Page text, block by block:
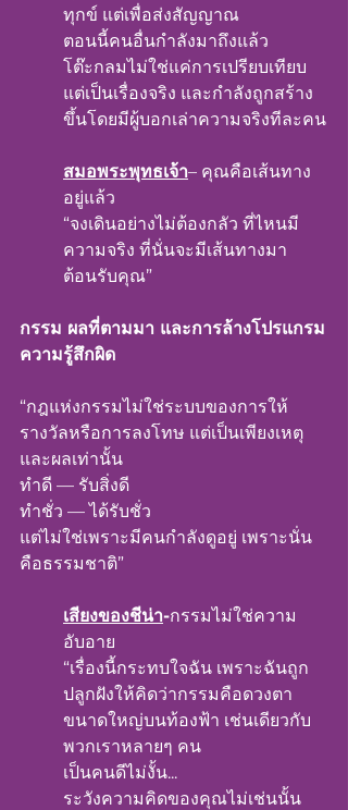
ทุกข์ แต่เพื่อส่งสัญญาณ
ตอนนี้คนอื่นกำลังมาถึงแล้ว
โต๊ะกลมไม่ใช่แค่การเปรียบเทียบ
แต่เป็นเรื่องจริง และกำลังถูกสร้าง
ขึ้นโดยมีผู้บอกเล่าความจริงทีละคน
สมอพระพุทธเจ้า– คุณคือเส้นทาง
อยู่แล้ว
“จงเดินอย่างไม่ต้องกลัว ที่ไหนมี
ความจริง ที่นั่นจะมีเส้นทางมา
ต้อนรับคุณ”
กรรม ผลที่ตามมา และการล้างโปรแกรม
ความรู้สึกผิด
“กฎแห่งกรรมไม่ใช่ระบบของการให้
รางวัลหรือการลงโทษ แต่เป็นเพียงเหตุ
และผลเท่านั้น
ทำดี — รับสิ่งดี
ทำชั่ว — ได้รับชั่ว
แต่ไม่ใช่เพราะมีคนกำลังดูอยู่ เพราะนั่น
คือธรรมชาติ”
เสียงของชีน่า-กรรมไม่ใช่ความ
อับอาย
“เรื่องนี้กระทบใจฉัน เพราะฉันถูก
ปลูกฝังให้คิดว่ากรรมคือดวงตา
ขนาดใหญ่บนท้องฟ้า เช่นเดียวกับ
พวกเราหลายๆ คน
เป็นคนดีไม่งั้น...
ระวังความคิดของคุณไม่เช่นนั้น